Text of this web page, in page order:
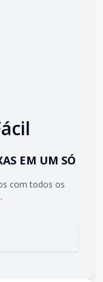
EM UM SÓ
com todos os